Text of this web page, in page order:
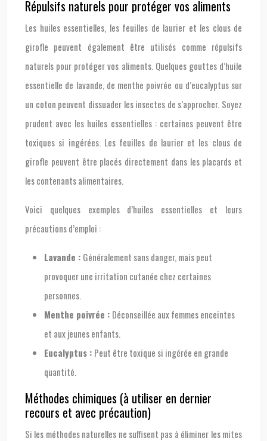
Répulsifs naturels pour protéger vos aliments
Les huiles essentielles, les feuilles de laurier et les clous de
girofle peuvent également être utilisés comme répulsifs
naturels pour protéger vos aliments. Quelques gouttes d’huile
essentielle de lavande, de menthe poivrée ou d’eucalyptus sur
un coton peuvent dissuader les insectes de s’approcher. Soyez
prudent avec les huiles essentielles : certaines peuvent être
toxiques si ingérées. Les feuilles de laurier et les clous de
girofle peuvent être placés directement dans les placards et
les contenants alimentaires.
Voici quelques exemples d’huiles essentielles et leurs
précautions d’emploi :
Lavande : Généralement sans danger, mais peut
provoquer une irritation cutanée chez certaines
personnes.
Menthe poivrée : Déconseillée aux femmes enceintes
et aux jeunes enfants.
Eucalyptus : Peut être toxique si ingérée en grande
quantité.
Méthodes chimiques (à utiliser en dernier
recours et avec précaution)
Si les méthodes naturelles ne suffisent pas à éliminer les mites